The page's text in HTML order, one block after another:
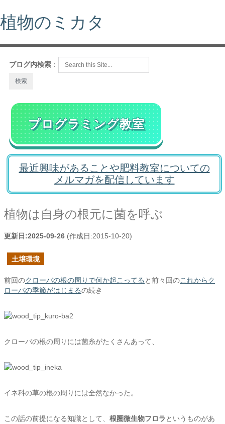
植物のミカタ
ブログ内検索 ：
プログラミング教室
最近興味があることや肥料教室についての
メルマガを配信しています
植物は自身の根元に菌を呼ぶ
更新日:2025-09-26 (作成日:2015-10-20)
土壌環境
前回のクローバの根の周りで何か起こってる と前々回のこれからク
ローバの季節がはじまるの続き
クローバの根の周りには菌糸がたくさんあって、
イネ科の草の根の周りには全然なかった。
この話の前提になる知識として、 根圏微生物フロラ というものがあ